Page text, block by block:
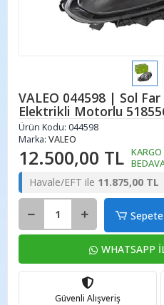
VALEO 044598 | Sol
Elektrikli Motorlu
Ürün Kodu: 044598
Marka: VALEO
12.500,00 TL KARGO
Havale/EFT ile 11.875,00 TL
WHATSAPP
Güvenli Alışveriş